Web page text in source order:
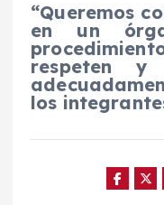
“Queremos
en un
respeten
los